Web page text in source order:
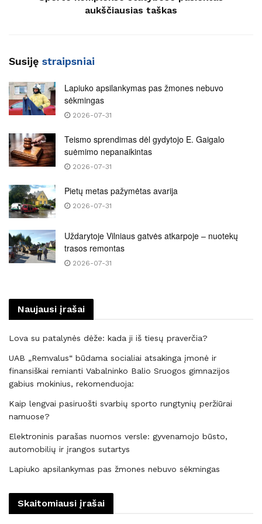
aukščiausias taškas
Susiję straipsniai
Lapiuko apsilankymas pas žmones nebuvo
sėkmingas
2026-07-31
Teismo sprendimas dėl gydytojo E. Gaigalo
suėmimo nepanaikintas
2026-07-31
Pietų metas pažymėtas avarija
2026-07-31
Uždarytoje Vilniaus gatvės atkarpoje – nuotekų
trasos remontas
2026-07-31
Naujausi įrašai
Lova su patalynės dėže: kada ji iš tiesų praverčia?
UAB „Remvalus“ būdama socialiai atsakinga įmonė ir
finansiškai remianti Vabalninko Balio Sruogos gimnazijos
gabius mokinius, rekomenduoja:
Kaip lengvai pasiruošti svarbių sporto rungtynių peržiūrai
namuose?
Elektroninis parašas nuomos versle: gyvenamojo būsto,
automobilių ir įrangos sutartys
Lapiuko apsilankymas pas žmones nebuvo sėkmingas
Skaitomiausi įrašai